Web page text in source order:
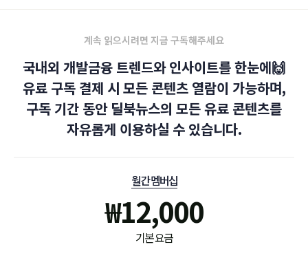
계속 읽으시려면 지금 구독해주세요
국내외 개발금융 트렌드와 인사이트를 한눈에🙌
유료 구독 결제 시 모든 콘텐츠 열람이 가능하며,
구독 기간 동안 딜북뉴스의 모든 유료 콘텐츠를
자유롭게 이용하실 수 있습니다.
월간 멤버십
₩12,000
기본 요금